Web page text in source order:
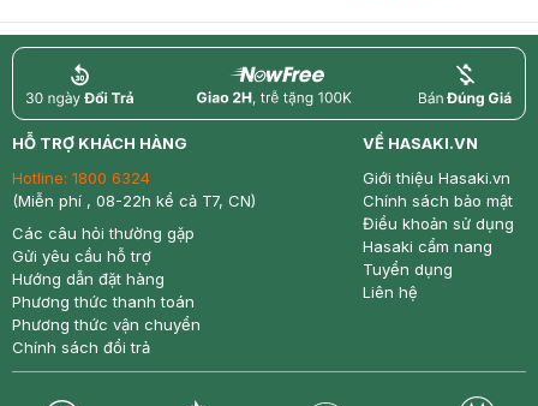
return nowfree price
HỖ TRỢ KHÁCH HÀNG
Hotline: 1800 6324
(Miễn phí , 08-22h kể cả T7, CN)
Các câu hỏi thường gặp
Gửi yêu cầu hỗ trợ
Hướng dẫn đặt hàng
Phương thức thanh toán
Phương thức vận chuyển
Chính sách đổi trả
VỀ HASAKI.VN
Giới thiệu Hasaki.vn
Chính sách bảo mật
Điều khoản sử dụng
Hasaki cẩm nang
Tuyển dụng
Liên hệ